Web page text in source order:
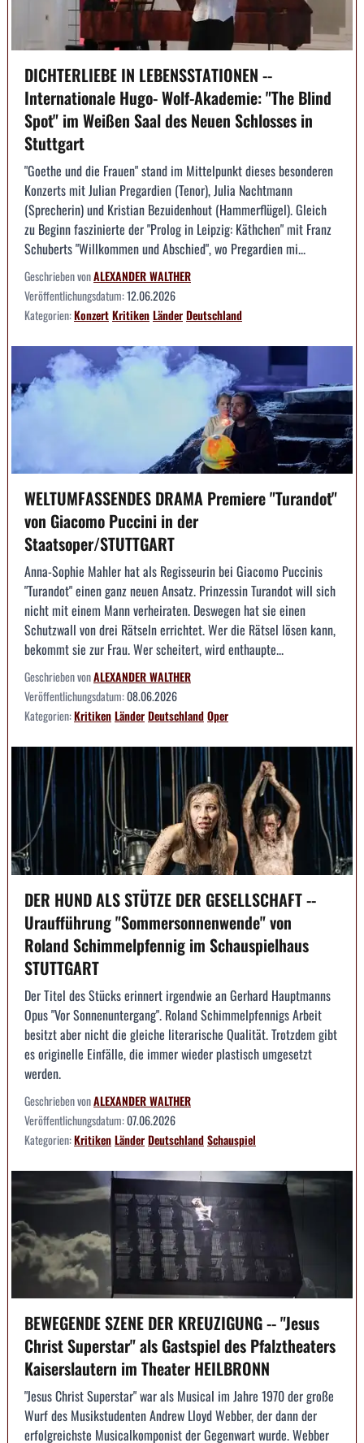
DICHTERLIEBE IN LEBENSSTATIONEN --
Internationale Hugo- Wolf-Akademie: "The Blind
Spot" im Weißen Saal des Neuen Schlosses in
Stuttgart
"Goethe und die Frauen" stand im Mittelpunkt dieses besonderen
Konzerts mit Julian Pregardien (Tenor), Julia Nachtmann
(Sprecherin) und Kristian Bezuidenhout (Hammerflügel). Gleich
zu Beginn faszinierte der "Prolog in Leipzig: Käthchen" mit Franz
Schuberts "Willkommen und Abschied", wo Pregardien mi...
Geschrieben vonALEXANDER WALTHER
Veröffentlichungsdatum:12.06.2026
Kategorien:KonzertKritikenLänderDeutschland
WELTUMFASSENDES DRAMA Premiere "Turandot"
von Giacomo Puccini in der
Staatsoper/STUTTGART
Anna-Sophie Mahler hat als Regisseurin bei Giacomo Puccinis
"Turandot" einen ganz neuen Ansatz. Prinzessin Turandot will sich
nicht mit einem Mann verheiraten. Deswegen hat sie einen
Schutzwall von drei Rätseln errichtet. Wer die Rätsel lösen kann,
bekommt sie zur Frau. Wer scheitert, wird enthaupte...
Geschrieben vonALEXANDER WALTHER
Veröffentlichungsdatum:08.06.2026
Kategorien:KritikenLänderDeutschlandOper
DER HUND ALS STÜTZE DER GESELLSCHAFT --
Uraufführung "Sommersonnenwende" von
Roland Schimmelpfennig im Schauspielhaus
STUTTGART
Der Titel des Stücks erinnert irgendwie an Gerhard Hauptmanns
Opus "Vor Sonnenuntergang". Roland Schimmelpfennigs Arbeit
besitzt aber nicht die gleiche literarische Qualität. Trotzdem gibt
es originelle Einfälle, die immer wieder plastisch umgesetzt
werden.
Geschrieben vonALEXANDER WALTHER
Veröffentlichungsdatum:07.06.2026
Kategorien:KritikenLänderDeutschlandSchauspiel
BEWEGENDE SZENE DER KREUZIGUNG -- "Jesus
Christ Superstar" als Gastspiel des Pfalztheaters
Kaiserslautern im Theater HEILBRONN
"Jesus Christ Superstar" war als Musical im Jahre 1970 der große
Wurf des Musikstudenten Andrew Lloyd Webber, der dann der
erfolgreichste Musicalkomponist der Gegenwart wurde. Webber